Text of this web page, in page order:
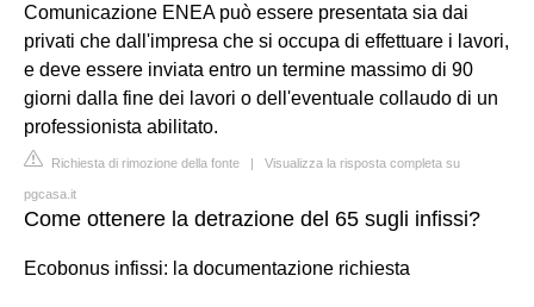
Comunicazione ENEA può essere presentata sia dai
privati che dall'impresa che si occupa di effettuare i lavori,
e deve essere inviata entro un termine massimo di 90
giorni dalla fine dei lavori o dell'eventuale collaudo di un
professionista abilitato.
Richiesta di rimozione della fonte | Visualizza la risposta completa su
pgcasa.it
Come ottenere la detrazione del 65 sugli infissi?
Ecobonus infissi: la documentazione richiesta